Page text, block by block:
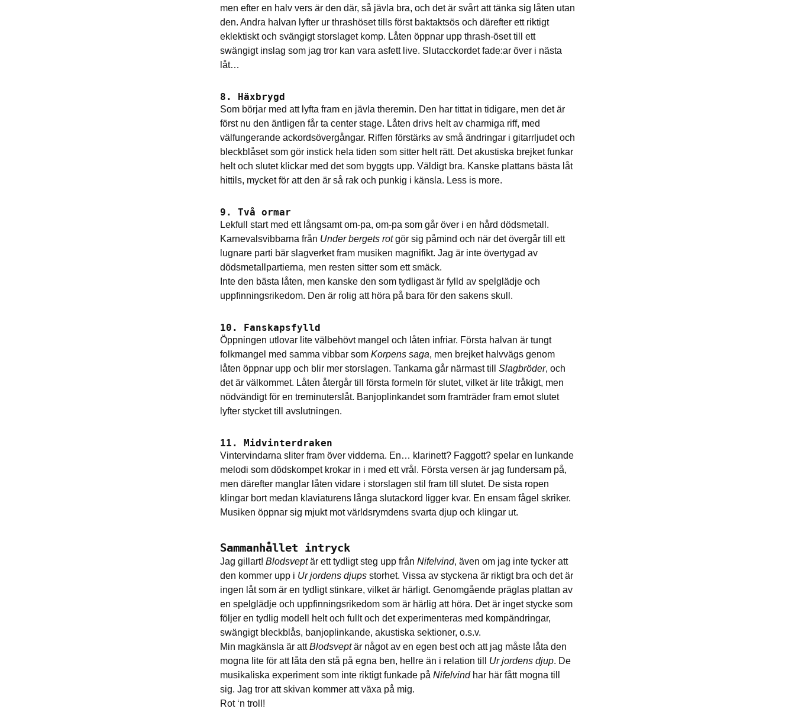
men efter en halv vers är den där, så jävla bra, och det är svårt att tänka sig låten utan
den. Andra halvan lyfter ur thrashöset tills först baktaktsös och därefter ett riktigt
eklektiskt och svängigt storslaget komp. Låten öppnar upp thrash-öset till ett
swängigt inslag som jag tror kan vara asfett live. Slutacckordet fade:ar över i nästa
låt…
8. Häxbrygd
Som börjar med att lyfta fram en jävla theremin. Den har tittat in tidigare, men det är
först nu den äntligen får ta center stage. Låten drivs helt av charmiga riff, med
välfungerande ackordsövergångar. Riffen förstärks av små ändringar i gitarrljudet och
bleckblåset som gör instick hela tiden som sitter helt rätt. Det akustiska brejket funkar
helt och slutet klickar med det som byggts upp. Väldigt bra. Kanske plattans bästa låt
hittils, mycket för att den är så rak och punkig i känsla. Less is more.
9. Två ormar
Lekfull start med ett långsamt om-pa, om-pa som går över i en hård dödsmetall.
Karnevalsvibbarna från Under bergets rotgör sig påmind och när det övergår till ett
lugnare parti bär slagverket fram musiken magnifikt. Jag är inte övertygad av
dödsmetallpartierna, men resten sitter som ett smäck.
Inte den bästa låten, men kanske den som tydligast är fylld av spelglädje och
uppfinningsrikedom. Den är rolig att höra på bara för den sakens skull.
10. Fanskapsfylld
Öppningen utlovar lite välbehövt mangel och låten infriar. Första halvan är tungt
folkmangel med samma vibbar som Korpens saga, men brejket halvvägs genom
låten öppnar upp och blir mer storslagen. Tankarna går närmast till Slagbröder, och
det är välkommet. Låten återgår till första formeln för slutet, vilket är lite tråkigt, men
nödvändigt för en treminuterslåt. Banjoplinkandet som framträder fram emot slutet
lyfter stycket till avslutningen.
11. Midvinterdraken
Vintervindarna sliter fram över vidderna. En… klarinett? Faggott? spelar en lunkande
melodi som dödskompet krokar in i med ett vrål. Första versen är jag fundersam på,
men därefter manglar låten vidare i storslagen stil fram till slutet. De sista ropen
klingar bort medan klaviaturens långa slutackord ligger kvar. En ensam fågel skriker.
Musiken öppnar sig mjukt mot världsrymdens svarta djup och klingar ut.
Sammanhållet intryck
Jag gillart! Blodsveptär ett tydligt steg upp från Nifelvind, även om jag inte tycker att
den kommer upp i Ur jordens djups storhet. Vissa av styckena är riktigt bra och det är
ingen låt som är en tydligt stinkare, vilket är härligt. Genomgående präglas plattan av
en spelglädje och uppfinningsrikedom som är härlig att höra. Det är inget stycke som
följer en tydlig modell helt och fullt och det experimenteras med kompändringar,
swängigt bleckblås, banjoplinkande, akustiska sektioner, o.s.v.
Min magkänsla är attBlodsveptär något av en egen best och att jag måste låta den
mogna lite för att låta den stå på egna ben, hellre än i relation till Ur jordens djup. De
musikaliska experiment som inte riktigt funkade på Nifelvind har här fått mogna till
sig. Jag tror att skivan kommer att växa på mig.
Rot ‘n troll!